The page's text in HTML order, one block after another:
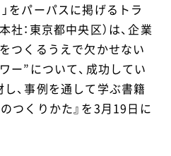
をパーパスに掲げるトラ
社：東京都中央区）は、企業
つくるうえで欠かせない
ー”について、成功してい
、事例を通して学ぶ書籍
つくりかた』を3月19日に